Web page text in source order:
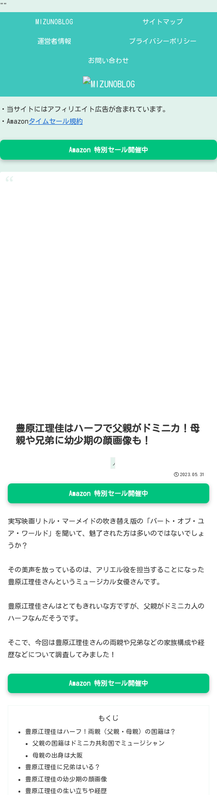
""
MIZUNOBLOG サイトマップ
運営者情報 プライバシーポリシー
お問い合わせ
・当サイトにはアフィリエイト広告が含まれています。
・Amazonタイムセール規約
Amazon 特別セール開催中
豊原江理佳はハーフで父親がドミニカ！母
親や兄弟に幼少期の顔画像も！
人物
2023.05.31
Amazon 特別セール開催中
実写映画リトル・マーメイドの吹き替え版の「パート・オブ・ユ
ア・ワールド」を聞いて、魅了された方は多いのではないでしょ
うか？
その美声を放っているのは、アリエル役を担当することになった
豊原江理佳さんというミュージカル女優さんです。
豊原江理佳さんはとてもきれいな方ですが、父親がドミニカ人の
ハーフなんだそうです。
そこで、今回は豊原江理佳さんの両親や兄弟などの家族構成や経
歴などについて調査してみました！
Amazon 特別セール開催中
もくじ
豊原江理佳はハーフ！両親（父親・母親）の国籍は？
父親の国籍はドミニカ共和国でミュージシャン
母親の出身は大阪
豊原江理佳に兄弟はいる？
豊原江理佳の幼少期の顔画像
豊原江理佳の生い立ちや経歴